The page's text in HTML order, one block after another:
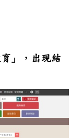
」，出現結